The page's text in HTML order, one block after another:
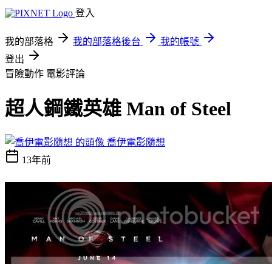
登入
我的部落格 我的部落格後台
我的帳號
登出
冒險動作 電影評論
超人鋼鐵英雄 Man of Steel
喬伊電影隨想
13年前